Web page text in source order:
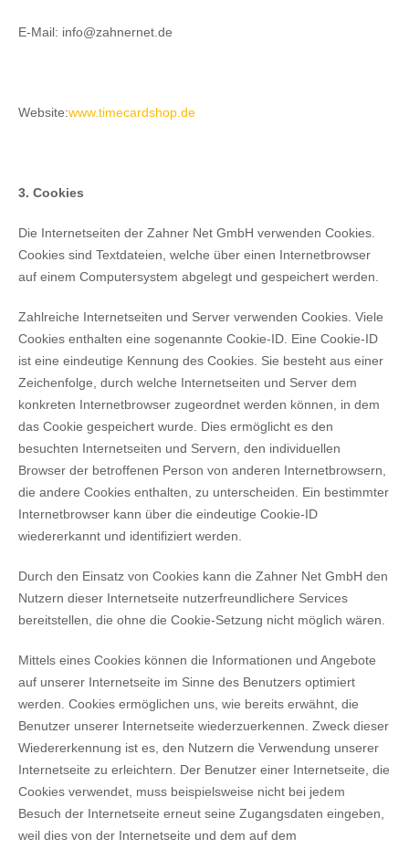
E-Mail: info@zahnernet.de
Website:www.timecardshop.de
3. Cookies
Die Internetseiten der Zahner Net GmbH verwenden Cookies.
Cookies sind Textdateien, welche über einen Internetbrowser
auf einem Computersystem abgelegt und gespeichert werden.
Zahlreiche Internetseiten und Server verwenden Cookies. Viele
Cookies enthalten eine sogenannte Cookie-ID. Eine Cookie-ID
ist eine eindeutige Kennung des Cookies. Sie besteht aus einer
Zeichenfolge, durch welche Internetseiten und Server dem
konkreten Internetbrowser zugeordnet werden können, in dem
das Cookie gespeichert wurde. Dies ermöglicht es den
besuchten Internetseiten und Servern, den individuellen
Browser der betroffenen Person von anderen Internetbrowsern,
die andere Cookies enthalten, zu unterscheiden. Ein bestimmter
Internetbrowser kann über die eindeutige Cookie-ID
wiedererkannt und identifiziert werden.
Durch den Einsatz von Cookies kann die Zahner Net GmbH den
Nutzern dieser Internetseite nutzerfreundlichere Services
bereitstellen, die ohne die Cookie-Setzung nicht möglich wären.
Mittels eines Cookies können die Informationen und Angebote
auf unserer Internetseite im Sinne des Benutzers optimiert
werden. Cookies ermöglichen uns, wie bereits erwähnt, die
Benutzer unserer Internetseite wiederzuerkennen. Zweck dieser
Wiedererkennung ist es, den Nutzern die Verwendung unserer
Internetseite zu erleichtern. Der Benutzer einer Internetseite, die
Cookies verwendet, muss beispielsweise nicht bei jedem
Besuch der Internetseite erneut seine Zugangsdaten eingeben,
weil dies von der Internetseite und dem auf dem